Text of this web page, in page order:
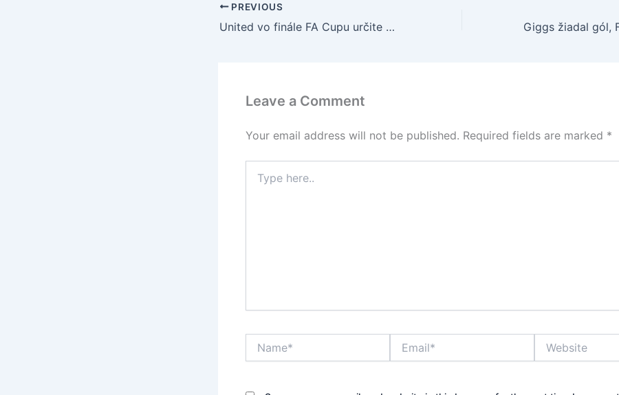
PREVIOUS
United vo finále FA Cupu určite bez G. Nevilla a Sahu
Leave a Comment
Your email address will not be published. Required fields are marked *
here..